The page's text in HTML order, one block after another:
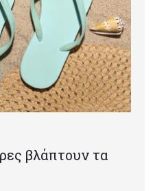
βλάπτουν τα